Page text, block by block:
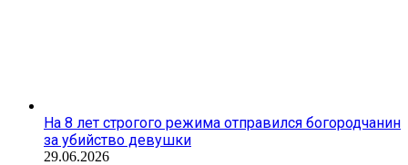
На 8 лет строгого режима отправился богородчанин
за убийство девушки
29.06.2026